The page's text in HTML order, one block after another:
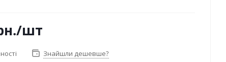
/шт
Знайшли дешевше?